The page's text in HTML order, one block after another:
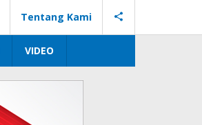
Tentang Kami
VIDEO